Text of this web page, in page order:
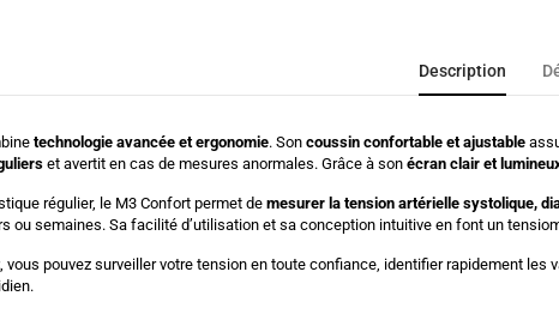
Description
technologie avancée et ergonomie. Son coussin confortable et ajustable
et avertit en cas de mesures anormales. Grâce à son écran clair et
régulier, le M3 Confort permet de mesurer la tension artérielle systolique,
ou semaines. Sa facilité d’utilisation et sa conception intuitive en font un
, vous pouvez surveiller votre tension en toute confiance, identifier rapidement les